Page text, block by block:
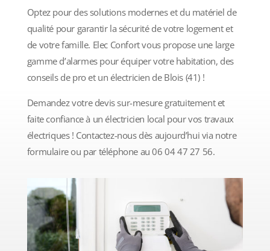
Optez pour des solutions modernes et du matériel de
qualité pour garantir la sécurité de votre logement et
de votre famille. Elec Confort vous propose une large
gamme d’alarmes pour équiper votre habitation, des
conseils de pro et un électricien de Blois (41) !
Demandez votre devis sur-mesure gratuitement et
faite confiance à un électricien local pour vos travaux
électriques ! Contactez-nous dès aujourd’hui via notre
formulaire ou par téléphone au 06 04 47 27 56.